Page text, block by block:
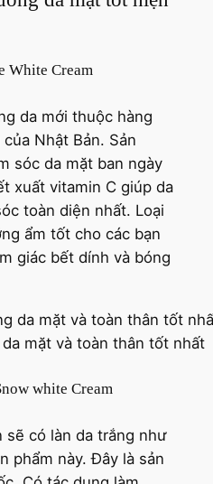
White Cream
da mới thuộc hàng
Nhật Bản. Sản
sóc da mặt ban ngày
xuất vitamin C giúp da
toàn diện nhất. Loại
ẩm tốt cho các bạn
giác bết dính và bóng
mặt và toàn thân tốt nhất
white Cream
có làn da trắng như
phẩm này. Đây là sản